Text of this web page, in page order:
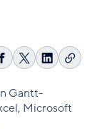
Auf
teilen
Share
X
Auf Link
Gantt-
Microsoft